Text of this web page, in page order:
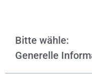
Bitte wähle:
Generelle